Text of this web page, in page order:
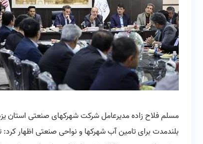
مسلم فلاح زاده مدیرعامل شرکت شهرکهای صنعتی استان
بلندمدت برای تامین آب شهرکها و نواحی صنعتی اظهار کرد: